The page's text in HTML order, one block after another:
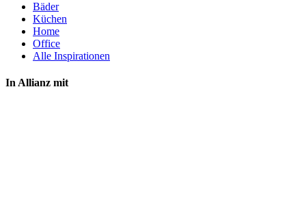
Bäder
Küchen
Home
Office
Alle Inspirationen
In Allianz mit